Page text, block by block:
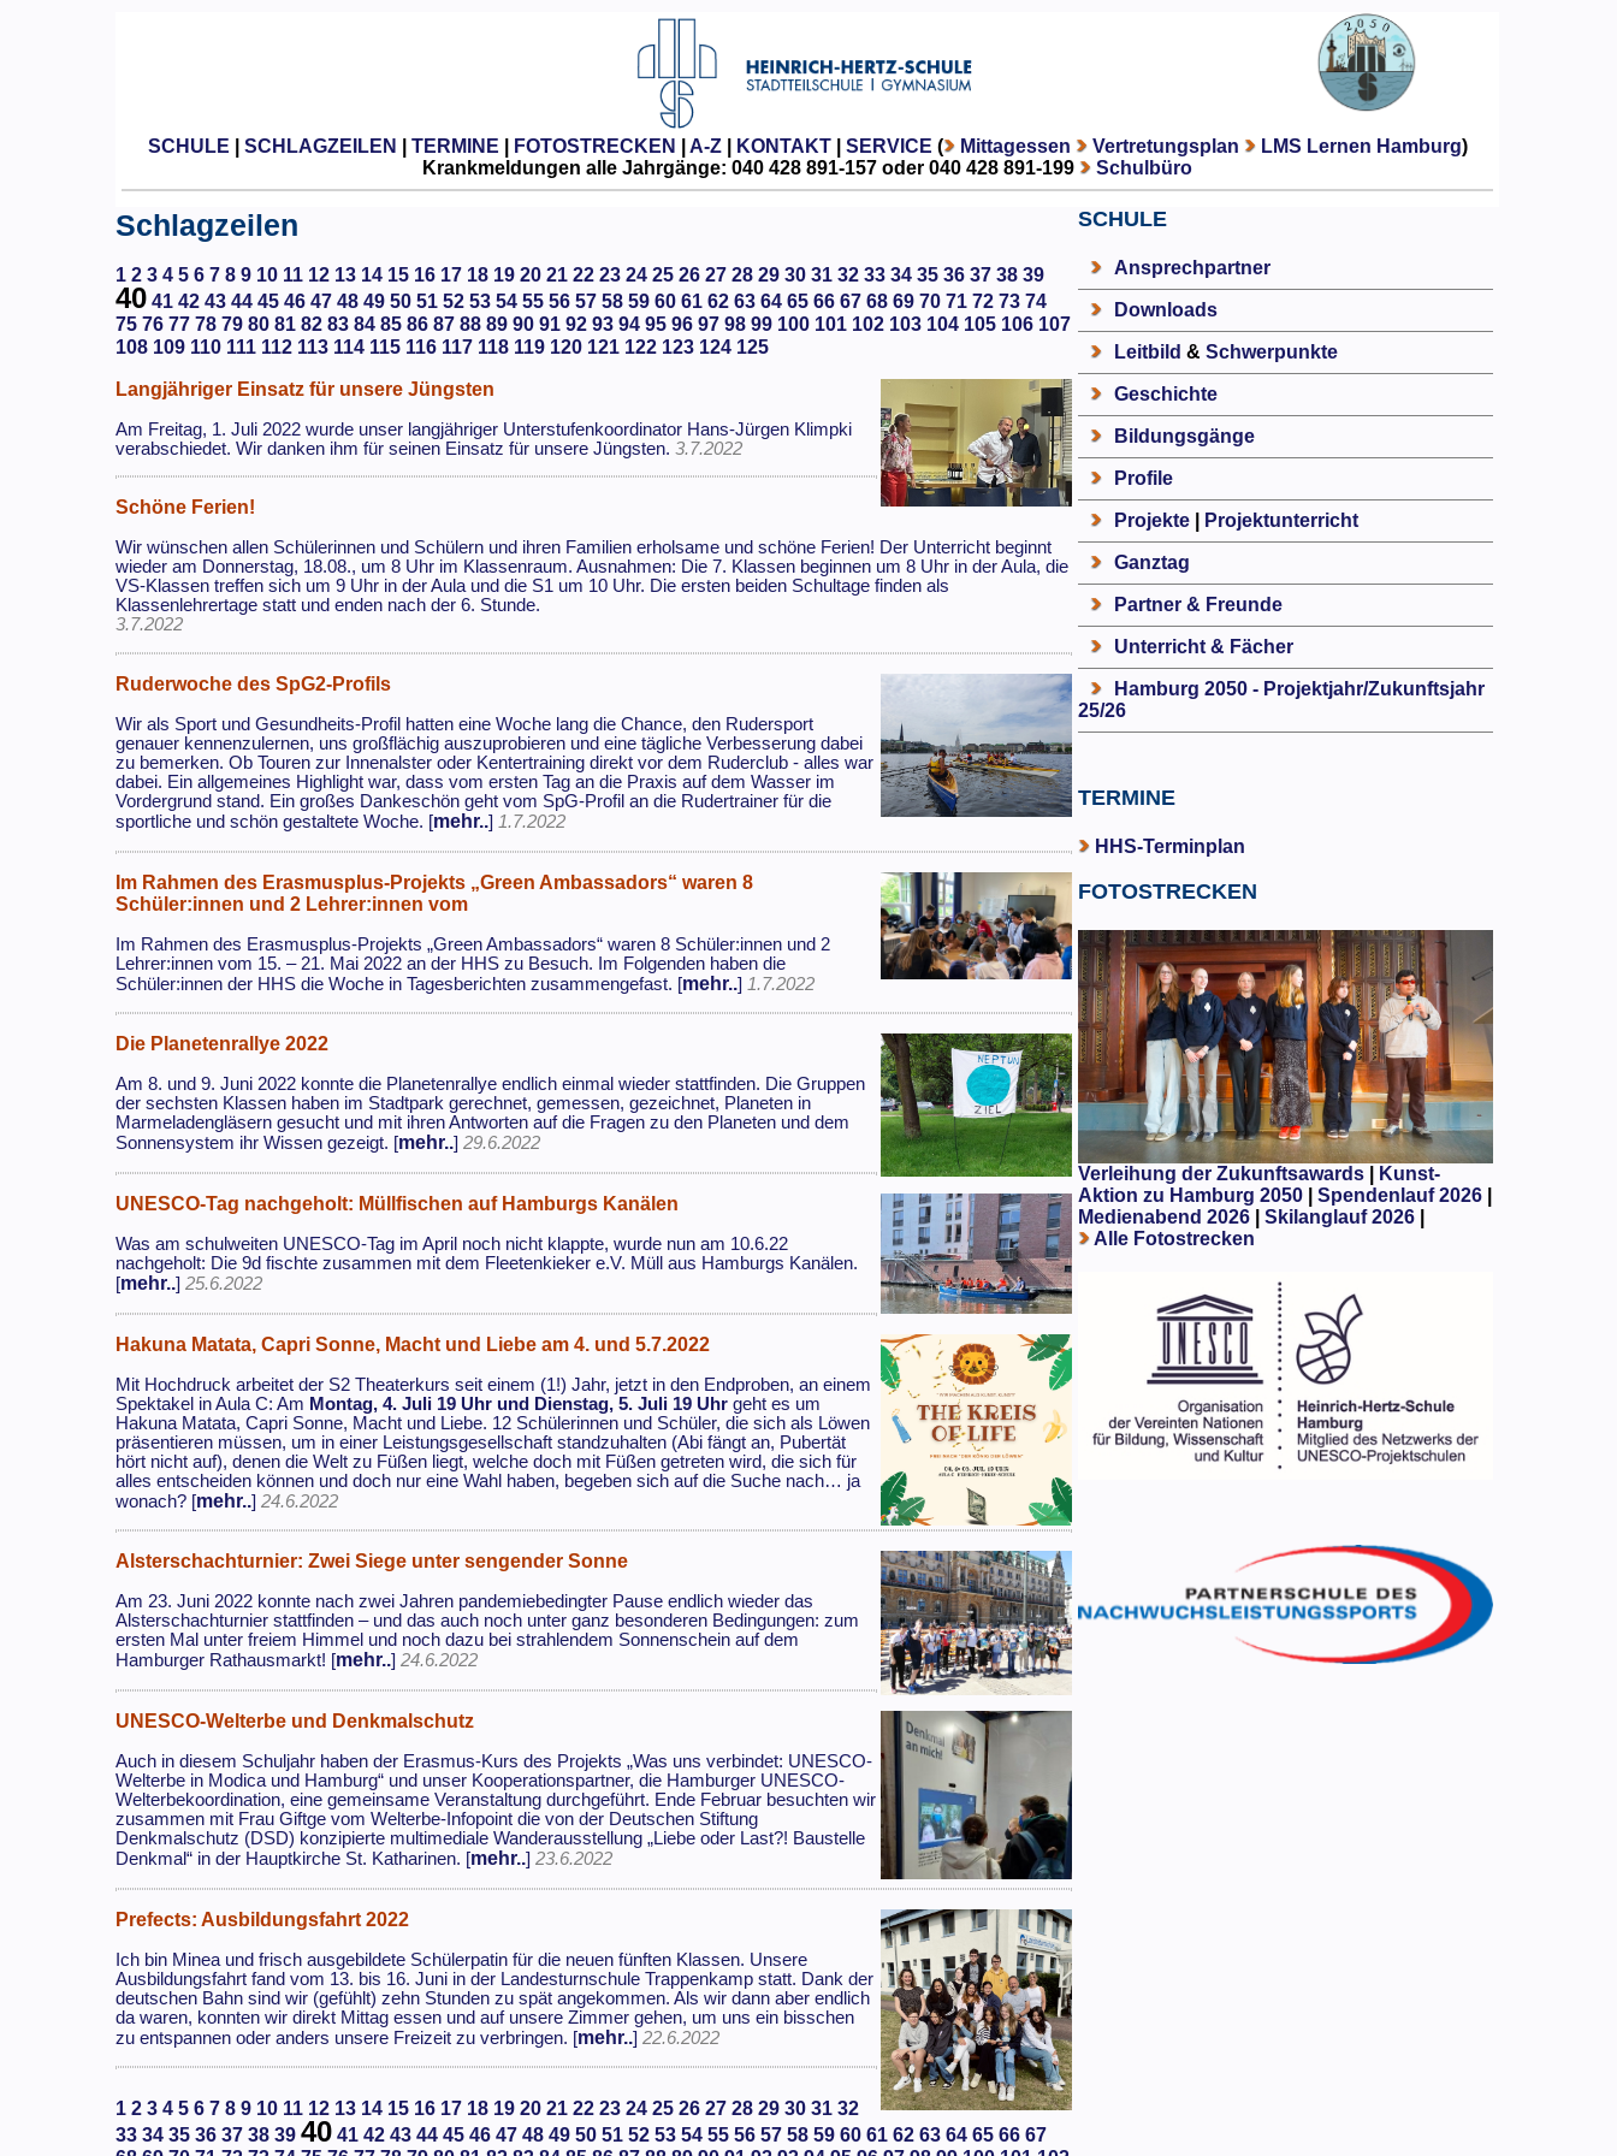
SCHULE SCHLAGZEILEN TERMINE FOTOSTRECKEN A-Z| KONTAKT| SERVICE ( Mittagessen Vertretungsplan LMS Lernen Hamburg)
Krankmeldungen alle Jahrgänge: 040 428 891-157 oder 040 428 891-199
Schulbüro
Schlagzeilen
1 2 3 4 5 6 7 8 9 10 11 12 13 14 15 16 17 18 19 20 21 22 23 24 25 26 27 28 29 30 31 32 33 34 35 36 37 38 39
40 41 42 43 44 45 46 47 48 49 50 51 52 53 54 55 56 57 58 59 60 61 62 63 64 65 66 67 68 69 70 71 72 73 74
75 76 77 78 79 80 81 82 83 84 85 86 87 88 89 90 91 92 93 94 95 96 97 98 99 100 101 102 103 104 105 106 107
108 109 110 111 112 113 114 115 116 117 118 119 120 121 122 123 124 125
Langjähriger Einsatz für unsere Jüngsten
Am Freitag, 1. Juli 2022 wurde unser langjähriger Unterstufenkoordinator Hans-Jürgen Klimpki
verabschiedet. Wir danken ihm für seinen Einsatz für unsere Jüngsten.3.7.2022
Schöne Ferien!
Wir wünschen allen Schülerinnen und Schülern und ihren Familien erholsame und schöne Ferien! Der Unterricht beginnt
wieder am Donnerstag, 18.08., um 8 Uhr im Klassenraum. Ausnahmen: Die 7. Klassen beginnen um 8 Uhr in der Aula, die
VS-Klassen treffen sich um 9 Uhr in der Aula und die S1 um 10 Uhr. Die ersten beiden Schultage finden als
Klassenlehrertage statt und enden nach der 6. Stunde.
3.7.2022
Ruderwoche des SpG2-Profils
Wir als Sport und Gesundheits-Profil hatten eine Woche lang die Chance, den Rudersport
genauer kennenzulernen, uns großflächig auszuprobieren und eine tägliche Verbesserung dabei
zu bemerken. Ob Touren zur Innenalster oder Kentertraining direkt vor dem Ruderclub - alles war
dabei. Ein allgemeines Highlight war, dass vom ersten Tag an die Praxis auf dem Wasser im
Vordergrund stand. Ein großes Dankeschön geht vom SpG-Profil an die Rudertrainer für die
sportliche und schön gestaltete Woche. [mehr..] 1.7.2022
Im Rahmen des Erasmusplus-Projekts „Green Ambassadors“ waren 8
Schüler:innen und 2 Lehrer:innen vom
Im Rahmen des Erasmusplus-Projekts „Green Ambassadors“ waren 8 Schüler:innen und 2
Lehrer:innen vom 15. – 21. Mai 2022 an der HHS zu Besuch. Im Folgenden haben die
Schüler:innen der HHS die Woche in Tagesberichten zusammengefast. [mehr..] 1.7.2022
Die Planetenrallye 2022
Am 8. und 9. Juni 2022 konnte die Planetenrallye endlich einmal wieder stattfinden. Die Gruppen
der sechsten Klassen haben im Stadtpark gerechnet, gemessen, gezeichnet, Planeten in
Marmeladengläsern gesucht und mit ihren Antworten auf die Fragen zu den Planeten und dem
Sonnensystem ihr Wissen gezeigt. [mehr..]29.6.2022
UNESCO-Tag nachgeholt: Müllfischen auf Hamburgs Kanälen
Was am schulweiten UNESCO-Tag im April noch nicht klappte, wurde nun am 10.6.22
nachgeholt: Die 9d fischte zusammen mit dem Fleetenkieker e.V. Müll aus Hamburgs Kanälen.
[mehr..]25.6.2022
Hakuna Matata, Capri Sonne, Macht und Liebe am 4. und 5.7.2022
Mit Hochdruck arbeitet der S2 Theaterkurs seit einem (1!) Jahr, jetzt in den Endproben, an einem
Spektakel in Aula C: Am Montag, 4. Juli 19 Uhr und Dienstag, 5. Juli 19 Uhr geht es um
Hakuna Matata, Capri Sonne, Macht und Liebe. 12 Schülerinnen und Schüler, die sich als Löwen
präsentieren müssen, um in einer Leistungsgesellschaft standzuhalten (Abi fängt an, Pubertät
hört nicht auf), denen die Welt zu Füßen liegt, welche doch mit Füßen getreten wird, die sich für
alles entscheiden können und doch nur eine Wahl haben, begeben sich auf die Suche nach… ja
wonach? [mehr..]24.6.2022
Alsterschachturnier: Zwei Siege unter sengender Sonne
Am 23. Juni 2022 konnte nach zwei Jahren pandemiebedingter Pause endlich wieder das
Alsterschachturnier stattfinden – und das auch noch unter ganz besonderen Bedingungen: zum
ersten Mal unter freiem Himmel und noch dazu bei strahlendem Sonnenschein auf dem
Hamburger Rathausmarkt! [mehr..]24.6.2022
UNESCO-Welterbe und Denkmalschutz
Auch in diesem Schuljahr haben der Erasmus-Kurs des Projekts „Was uns verbindet: UNESCO-
Welterbe in Modica und Hamburg“ und unser Kooperationspartner, die Hamburger UNESCO-
Welterbekoordination, eine gemeinsame Veranstaltung durchgeführt. Ende Februar besuchten wir
zusammen mit Frau Giftge vom Welterbe-Infopoint die von der Deutschen Stiftung
Denkmalschutz (DSD) konzipierte multimediale Wanderausstellung „Liebe oder Last?! Baustelle
Denkmal“ in der Hauptkirche St. Katharinen. [mehr..]23.6.2022
Prefects: Ausbildungsfahrt 2022
Ich bin Minea und frisch ausgebildete Schülerpatin für die neuen fünften Klassen. Unsere
Ausbildungsfahrt fand vom 13. bis 16. Juni in der Landesturnschule Trappenkamp statt. Dank der
deutschen Bahn sind wir (gefühlt) zehn Stunden zu spät angekommen. Als wir dann aber endlich
da waren, konnten wir direkt Mittag essen und auf unsere Zimmer gehen, um uns ein bisschen
zu entspannen oder anders unsere Freizeit zu verbringen. [mehr..]22.6.2022
1 2 3 4 5 6 7 8 9 10 11 12 13 14 15 16 17 18 19 20 21 22 23 24 25 26 27 28 29 30 31 32
33 34 35 36 37 38 39 40 41 42 43 44 45 46 47 48 49 50 51 52 53 54 55 56 57 58 59 60 61 62 63 64 65 66 67
SCHULE
Ansprechpartner
Downloads
Leitbild & Schwerpunkte
Geschichte
Bildungsgänge
Profile
Projekte| Projektunterricht
Ganztag
Partner & Freunde
Unterricht & Fächer
Hamburg 2050 - Projektjahr/Zukunftsjahr
25/26
TERMINE
HHS-Terminplan
FOTOSTRECKEN
Verleihung der Zukunftsawards|
Kunst-
Aktion zu Hamburg 2050
Spendenlauf 2026|
Medienabend 2026| Skilanglauf 2026|
Alle Fotostrecken